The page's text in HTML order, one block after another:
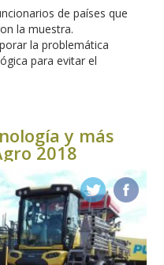
de países que
la muestra.
la problemática
para evitar el
y más
2018